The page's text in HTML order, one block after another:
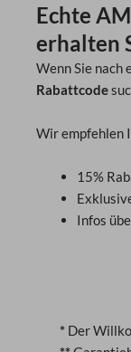
Echte
erhalten
Wenn Sie nach
Rabattcode
Wir empfehlen
15%
Infos
*Der